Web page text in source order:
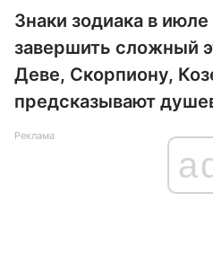
Знаки зодиака в
завершить сложный
Деве, Скорпиону,
предсказывают
Реклама